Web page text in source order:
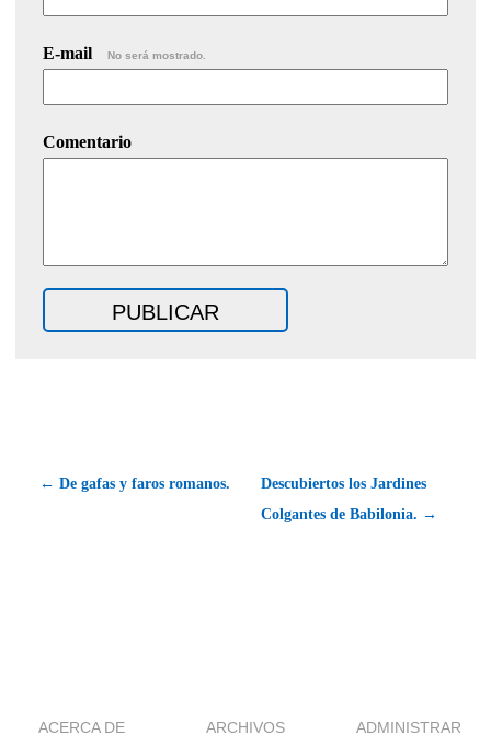
E-mail No será mostrado.
Comentario
← De gafas y faros romanos.
Descubiertos los Jardines
Colgantes de Babilonia. →
ACERCA DE ARCHIVOS ADMINISTRAR